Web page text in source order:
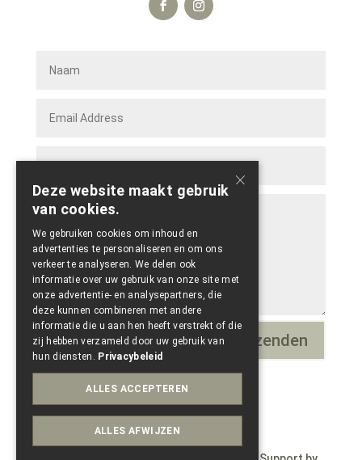
13 + 13= Verzenden
×
Deze website maakt gebruik
van cookies.
We gebruiken cookies om inhoud en
advertenties te personaliseren en om ons
verkeer te analyseren. We delen ook
informatie over uw gebruik van onze site met
onze advertentie- en analysepartners, die
deze kunnen combineren met andere
informatie die u aan hen heeft verstrekt of die
zij hebben verzameld door uw gebruik van
hun diensten. Privacybeleid
ALLES ACCEPTEREN
ALLES AFWIJZEN